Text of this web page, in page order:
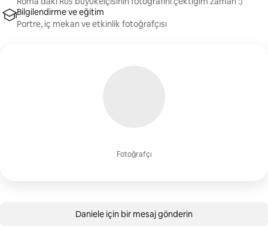
Fotoğrafçı
Bilgilendirme ve eğitim
Portre, iç mekan ve etkinlik fotoğrafçısı
Daniele için bir mesaj gönderin